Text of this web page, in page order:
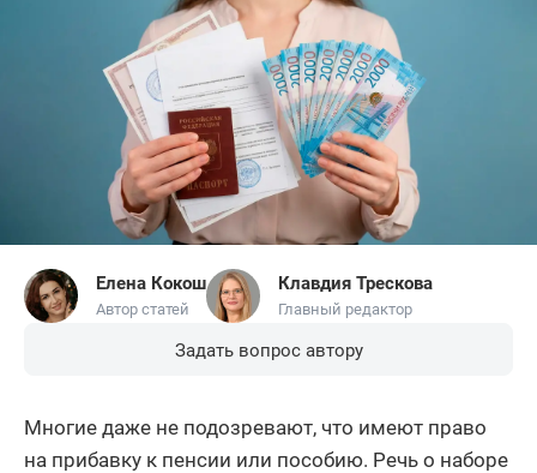
Елена Кокош
Автор статей
Клавдия Трескова
Главный редактор
Задать вопрос автору
Многие даже не подозревают, что имеют право
на прибавку к пенсии или пособию. Речь о наборе